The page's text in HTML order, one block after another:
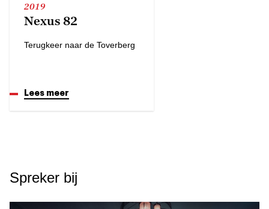
2019
Nexus 82
Terugkeer naar de Toverberg
Lees meer
Spreker bij